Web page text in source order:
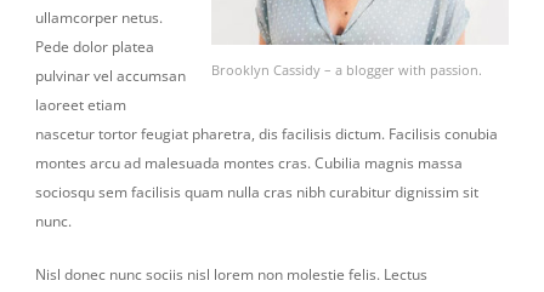
Brooklyn Cassidy – a blogger with passion.
ullamcorper netus.
Pede dolor platea
pulvinar vel accumsan
laoreet etiam
nascetur tortor feugiat pharetra, dis facilisis dictum. Facilisis conubia
montes arcu ad malesuada montes cras. Cubilia magnis massa
sociosqu sem facilisis quam nulla cras nibh curabitur dignissim sit
nunc.
Nisl donec nunc sociis nisl lorem non molestie felis. Lectus